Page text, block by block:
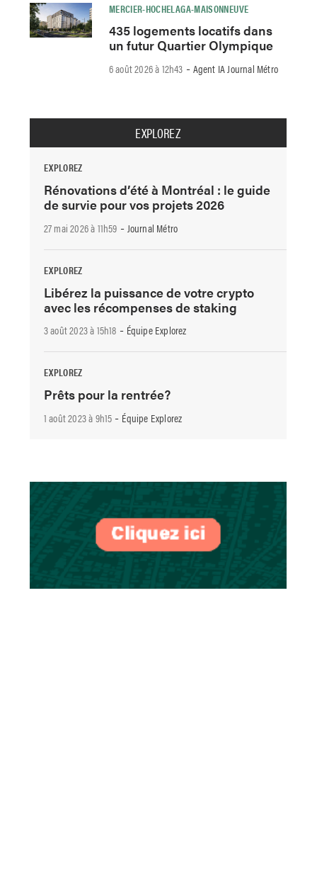
MERCIER-HOCHELAGA-MAISONNEUVE
435 logements locatifs dans
un futur Quartier Olympique
6 août 2026 à 12h43 -Agent IA Journal Métro
EXPLOREZ
EXPLOREZ
Rénovations d’été à Montréal : le guide
de survie pour vos projets 2026
27 mai 2026 à 11h59 - Journal Métro
EXPLOREZ
Libérez la puissance de votre crypto
avec les récompenses de staking
3 août 2023 à 15h18 - Équipe Explorez
EXPLOREZ
Prêts pour la rentrée?
1 août 2023 à 9h15 - Équipe Explorez